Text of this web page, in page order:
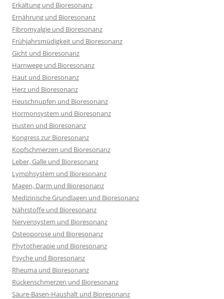
Erkältung und Bioresonanz
Ernährung und Bioresonanz
Fibromyalgie und Bioresonanz
Frühjahrsmüdigkeit und Bioresonanz
Gicht und Bioresonanz
Harnwege und Bioresonanz
Haut und Bioresonanz
Herz und Bioresonanz
Heuschnupfen und Bioresonanz
Hormonsystem und Bioresonanz
Husten und Bioresonanz
Kongress zur Bioresonanz
Kopfschmerzen und Bioresonanz
Leber, Galle und Bioresonanz
Lymphsystem und Bioresonanz
Magen, Darm und Bioresonanz
Medizinische Grundlagen und Bioresonanz
Nährstoffe und Bioresonanz
Nervensystem und Bioresonanz
Osteoporose und Bioresonanz
Phytotherapie und Bioresonanz
Psyche und Bioresonanz
Rheuma und Bioresonanz
Rückenschmerzen und Bioresonanz
Säure-Basen-Haushalt und Bioresonanz